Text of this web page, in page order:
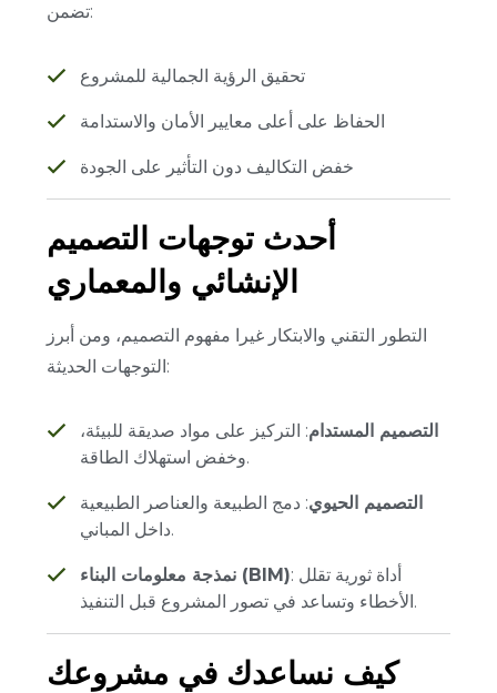
تضمن:
تحقيق الرؤية الجمالية للمشروع
الحفاظ على أعلى معايير الأمان والاستدامة
خفض التكاليف دون التأثير على الجودة
أحدث توجهات التصميم
الإنشائي والمعماري
التطور التقني والابتكار غيرا مفهوم التصميم، ومن أبرز
التوجهات الحديثة:
التصميم المستدام: التركيز على مواد صديقة للبيئة،
وخفض استهلاك الطاقة.
التصميم الحيوي: دمج الطبيعة والعناصر الطبيعية
داخل المباني.
نمذجة معلومات البناء (BIM): أداة ثورية تقلل
الأخطاء وتساعد في تصور المشروع قبل التنفيذ.
كيف نساعدك في مشروعك